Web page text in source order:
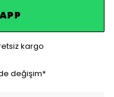
kargo
değişim*